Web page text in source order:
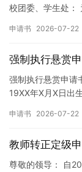
校团委、学生处：
申请书 2026-07-22
强制执行悬赏
强制执行悬赏申请
19XX年X月X日出
申请书 2026-07-22
教师转正定级
尊敬的领导： 自